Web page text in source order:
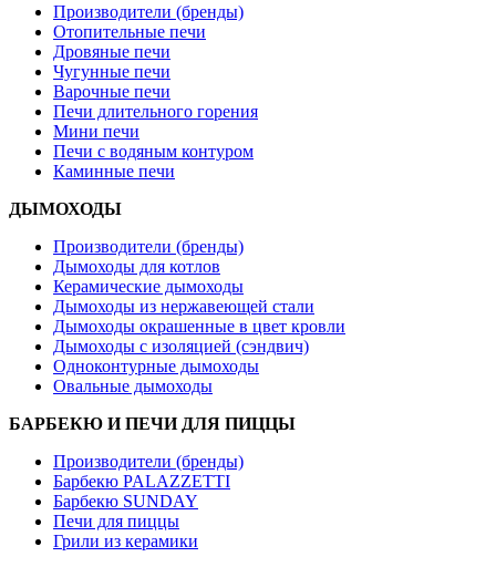
Производители (бренды)
Отопительные печи
Дровяные печи
Чугунные печи
Варочные печи
Печи длительного горения
Мини печи
Печи с водяным контуром
Каминные печи
ДЫМОХОДЫ
Производители (бренды)
Дымоходы для котлов
Керамические дымоходы
Дымоходы из нержавеющей стали
Дымоходы окрашенные в цвет кровли
Дымоходы с изоляцией (сэндвич)
Одноконтурные дымоходы
Овальные дымоходы
БАРБЕКЮ И ПЕЧИ ДЛЯ ПИЦЦЫ
Производители (бренды)
Барбекю PALAZZETTI
Барбекю SUNDAY
Печи для пиццы
Грили из керамики